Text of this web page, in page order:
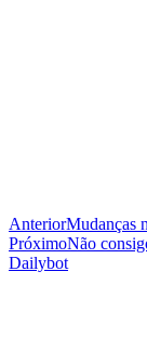
AnteriorMudanças
PróximoNão
Dailybot